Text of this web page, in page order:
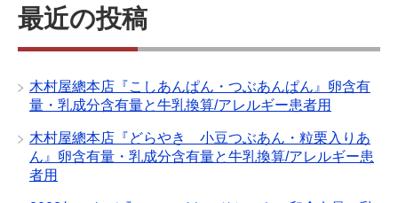
最近の投稿
木村屋總本店『こしあんぱん・つぶあんぱん』卵含有
量・乳成分含有量と牛乳換算/アレルギー患者用
木村屋總本店『どらやき 小豆つぶあん・粒栗入りあ
ん』卵含有量・乳成分含有量と牛乳換算/アレルギー患
者用